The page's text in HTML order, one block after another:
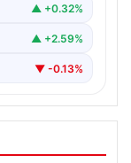
▲ +0.32%
▲ +2.59%
▼ -0.13%